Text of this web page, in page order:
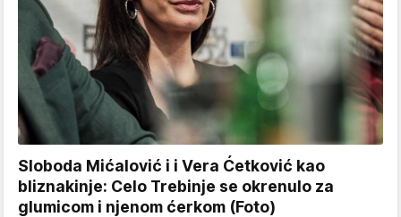
Sloboda Mićalović i i Vera Ćetković kao
bliznakinje: Celo Trebinje se okrenulo za
glumicom i njenom ćerkom (Foto)